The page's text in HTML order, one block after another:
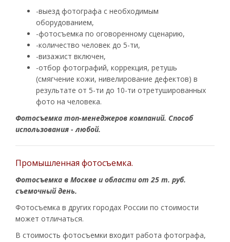
-выезд фотографа с необходимым
оборудованием,
-фотосъемка по оговоренному сценарию,
-количество человек до 5-ти,
-визажист включен,
-отбор фотографий, коррекция, ретушь
(смягчение кожи, нивелирование дефектов) в
результате от 5-ти до 10-ти отретушированных
фото на человека.
Фотосъемка топ-менеджеров компаний. Способ
использования - любой.
Промышленная фотосъемка.
Фотосъемка в Москве и области от 25 т. руб.
съемочный день.
Фотосъемка в других городах России по стоимости
может отличаться.
В стоимость фотосъемки входит работа фотографа,